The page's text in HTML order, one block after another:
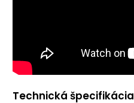
Technická špecifikácia